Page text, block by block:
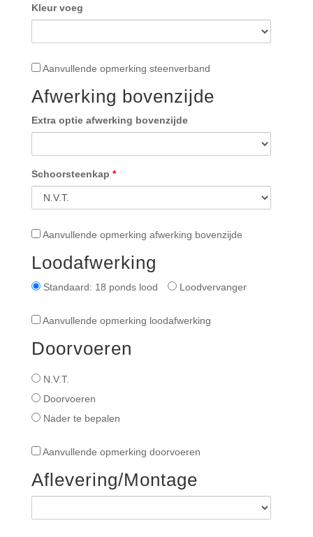
Kleur voeg
Aanvullende
steenverband
Aanvullende opmerking steenverband
Afwerking bovenzijde
Extra optie afwerking bovenzijde
Schoorsteenkap *
Aanvullende
afwerking
bovenzijde
Aanvullende opmerking afwerking bovenzijde
Loodafwerking
Loodafwerking
Standaard: 18 ponds lood Loodvervanger
Aanvullende
loodafwerking
Aanvullende opmerking loodafwerking
Doorvoeren
Doorvoeren
N.V.T.
Doorvoeren
Nader te bepalen
Aanvullende
doorvoeren
Aanvullende opmerking doorvoeren
Aflevering/Montage
en